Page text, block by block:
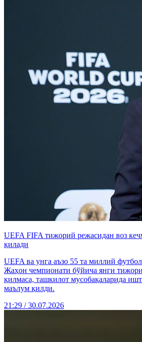
UEFA FIFA тижорий режасидан воз
қилади
UEFA ва унга аъзо 55 та миллий
Жаҳон чемпионати бўйича янги
қилмаса, ташкилот мусобақаларида
маълум қилди.
21:29 / 30.07.2026